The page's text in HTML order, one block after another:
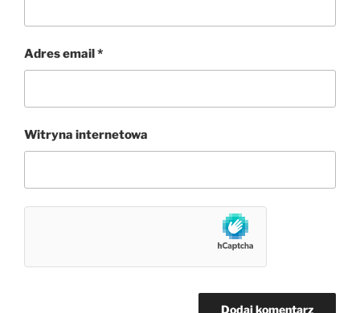
Adres email*
Witryna internetowa